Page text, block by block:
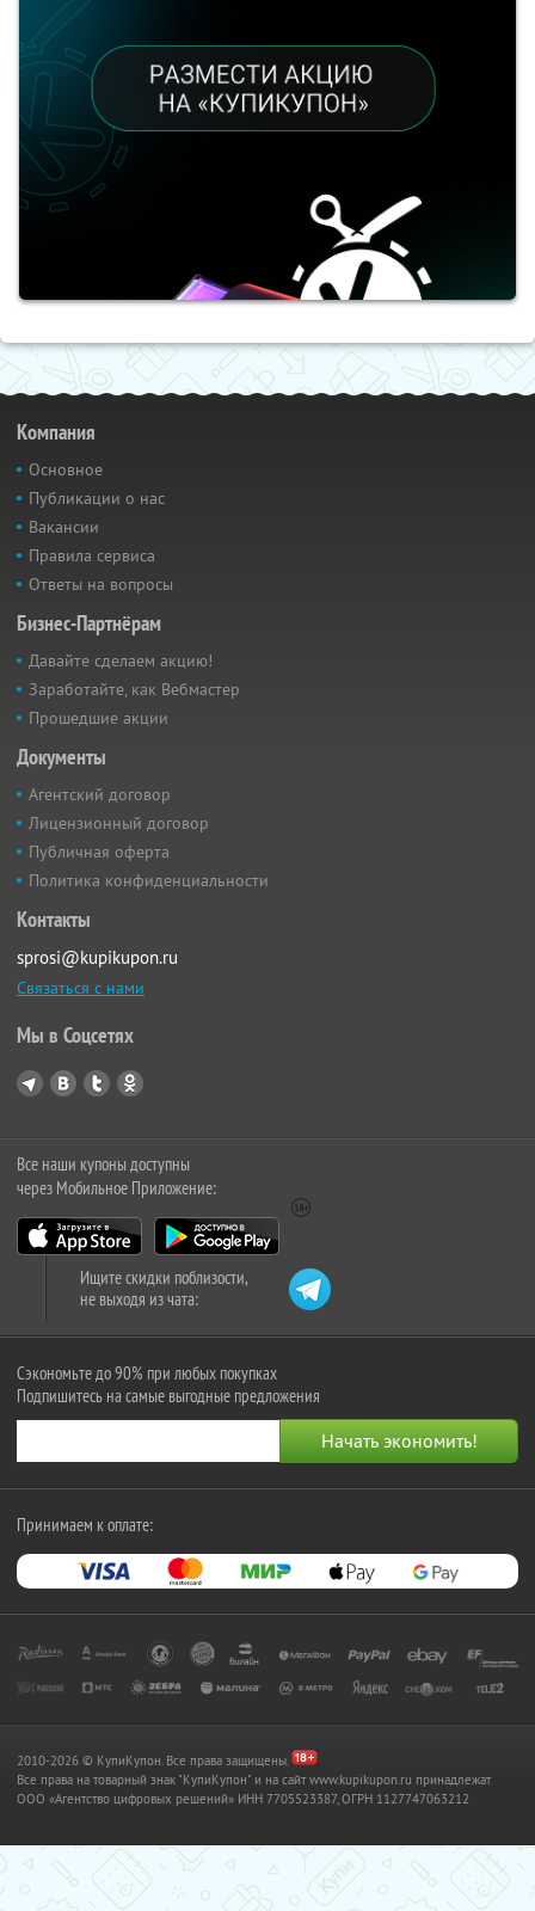
Компания
Основное
Публикации о нас
Вакансии
Правила сервиса
Ответы на вопросы
Бизнес-Партнёрам
Давайте сделаем акцию!
Заработайте, как Вебмастер
Прошедшие акции
Документы
Агентский договор
Лицензионный договор
Публичная оферта
Политика конфиденциальности
Контакты
sprosi@kupikupon.ru
Связаться с нами
Мы в Соцсетях
Все наши купоны доступны
через Мобильное Приложение:
Ищите скидки поблизости,
не выходя из чата:
Сэкономьте до 90% при любых покупках
Подпишитесь на самые выгодные предложения
Принимаем к оплате:
2010-2026 © КупиКупон. Все права защищены.
Все права на товарный знак "КупиКупон" и на сайт www.kupikupon.ru принадлежат
OOO «Агентство цифровых решений» ИНН 7705523387, ОГРН 1127747063212